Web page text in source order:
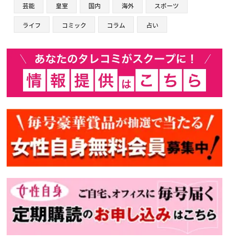
芸能 皇室 国内 海外 スポーツ
ライフ コミック コラム 占い